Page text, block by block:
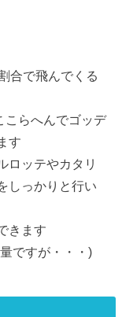
合で飛んでくる
こらへんでゴッデ
す
ロッテやカタリ
しっかりと行い
きます
ですが・・・)